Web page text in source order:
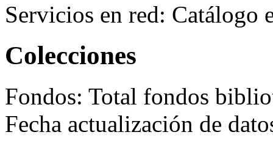
Servicios en red: Catálogo
Colecciones
Fondos: Total fondos
Fecha actualización de